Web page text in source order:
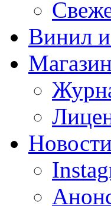
Винил
Магазин
Новости